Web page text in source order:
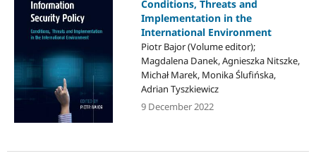
Conditions, Threats and
Implementation in the
International Environment
Piotr Bajor (Volume editor);
Magdalena Danek, Agnieszka Nitszke,
Michał Marek, Monika Ślufińska,
Adrian Tyszkiewicz
9 December 2022